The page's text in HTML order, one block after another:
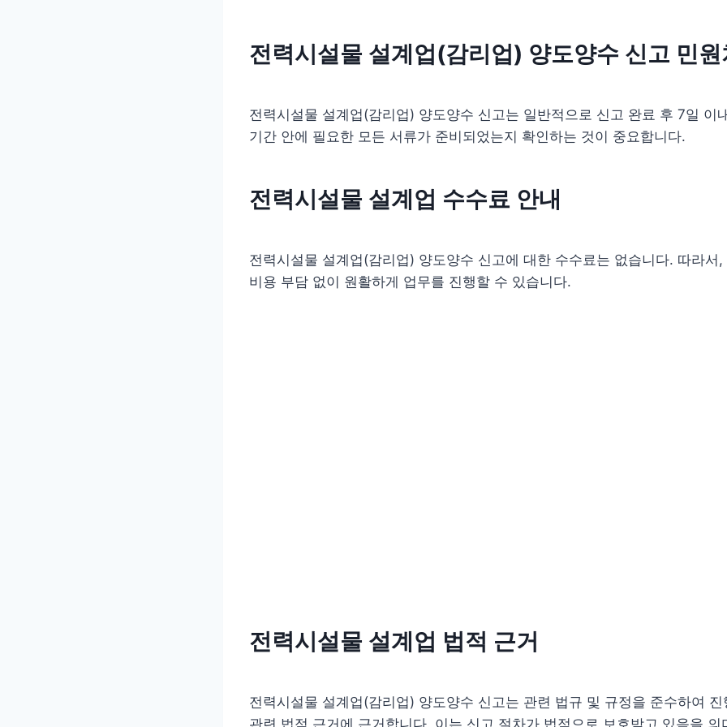
전력시설물 설계업(감리업) 양도양수 신고 민
전력시설물 설계업(감리업) 양도양수 신고는 일반적으로 신고 완료 후 7일 이
기간 안에 필요한 모든 서류가 준비되었는지 확인하는 것이 중요합니다.
전력시설물 설계업 수수료 안내
전력시설물 설계업(감리업) 양도양수 신고에 대한 수수료는 없습니다. 따라서
비용 부담 없이 원활하게 업무를 진행할 수 있습니다.
전력시설물 설계업 법적 근거
전력시설물 설계업(감리업) 양도양수 신고는 관련 법규 및 규정을 준수하여
관련 법적 근거에 근거합니다. 이는 신고 절차가 법적으로 보호받고 있음을 의